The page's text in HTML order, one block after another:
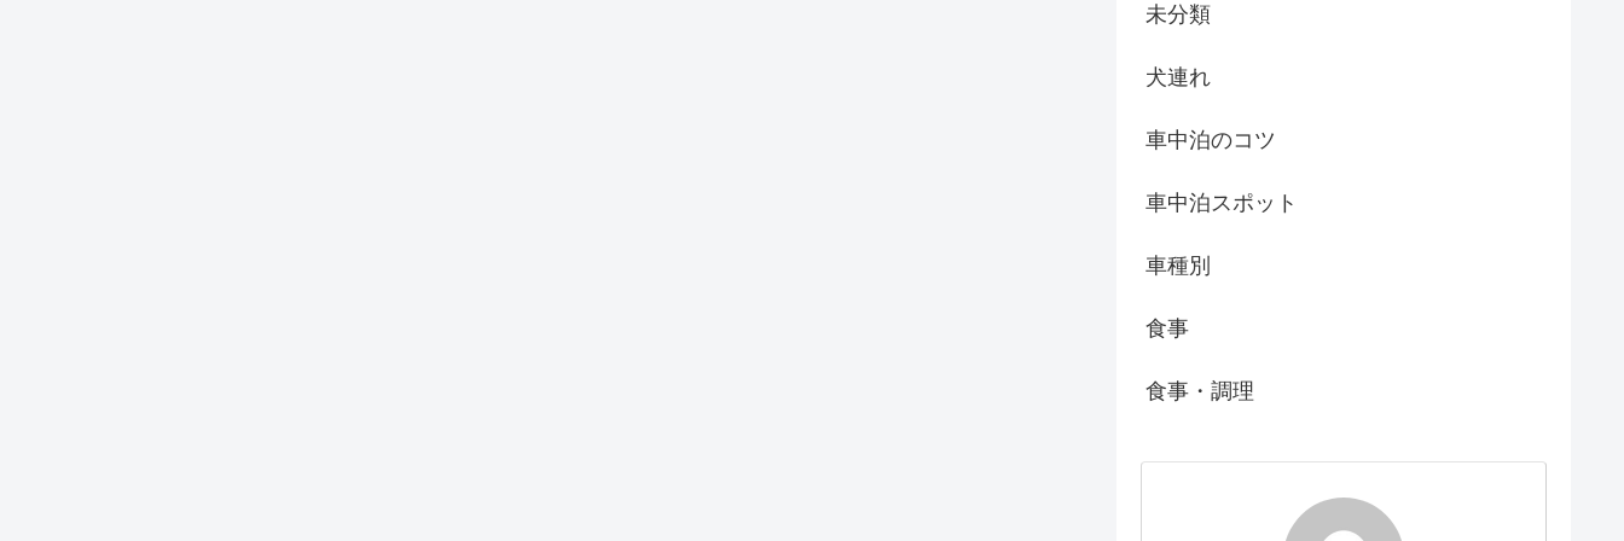
未分類
犬連れ
車中泊のコツ
車中泊スポット
車種別
食事
食事・調理